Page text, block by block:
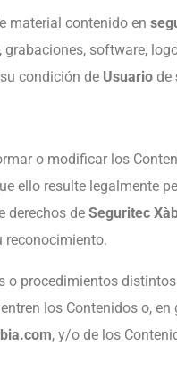
material contenido en
software,
condición de Usuario de
o modificar los
ello resulte legalmente
derechos de Seguritec
reconocimiento.
procedimientos
los Contenidos o, en
, y/o de los